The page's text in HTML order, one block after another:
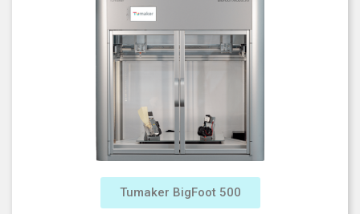
Tumaker BigFoot 500